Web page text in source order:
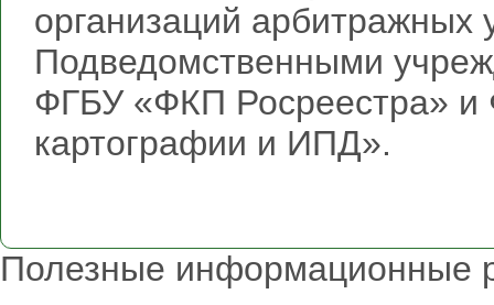
организаций арбитражных
Подведомственными
ФГБУ «ФКП Росреестра» и
картографии и ИПД».
Полезные информационные